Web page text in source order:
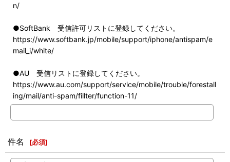
n/
●SoftBank 受信許可リストに登録してください。
https://www.softbank.jp/mobile/support/iphone/antispam/e
mail_i/white/
●AU 受信リストに登録してください。
https://www.au.com/support/service/mobile/trouble/forestall
ing/mail/anti-spam/fillter/function-11/
件名 [必須]